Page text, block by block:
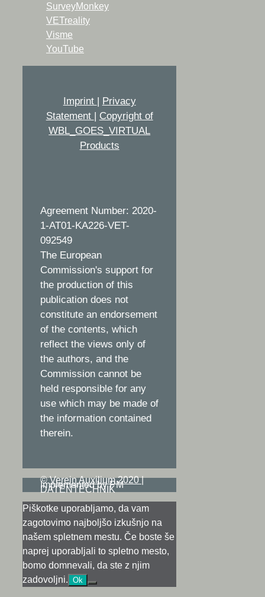
SurveyMonkey
VETreality
Visme
YouTube
Imprint
Privacy
Statement
Copyright of
WBL_GOES_VIRTUAL
Products
Agreement Number: 2020-
1-AT01-KA226-VET-
092549
The European
Commission's support for
the production of this
publication does not
constitute an endorsement
of the contents, which
reflect the views only of
the authors, and the
Commission cannot be
held responsible for any
use which may be made of
the information contained
therein.
©Verein Auxilium 2020|
Implemented by PM
DATENTECHNIK
Piškotke uporabljamo, da vam
zagotovimo najboljšo izkušnjo na
našem spletnem mestu. Če boste še
naprej uporabljali to spletno mesto,
bomo domnevali, da ste z njim
zadovoljni. Ok